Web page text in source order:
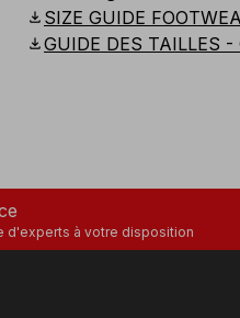
download SIZE GUIDE
downloadGUIDE DES TAILLES
d'experts à votre disposition